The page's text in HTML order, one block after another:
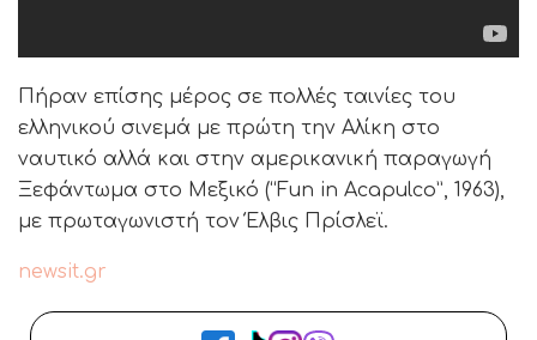
Πήραν επίσης μέρος σε πολλές ταινίες του
ελληνικού σινεμά με πρώτη την Αλίκη στο
ναυτικό αλλά και στην αμερικανική παραγωγή
Ξεφάντωμα στο Μεξικό (“Fun in Acapulco”, 1963),
με πρωταγωνιστή τον Έλβις Πρίσλεϊ.
newsit.gr